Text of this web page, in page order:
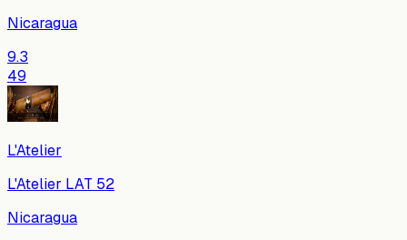
Nicaragua
9.3
49
L'Atelier
L'Atelier LAT 52
Nicaragua